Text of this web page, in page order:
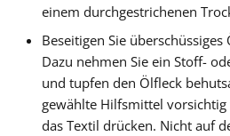
einem durchgestrichenen
Beseitigen Sie
Dazu nehmen Sie ein Stoff-
und tupfen den Ölfleck
gewählte Hilfsmittel vorsichtig
das Textil drücken. Nicht auf